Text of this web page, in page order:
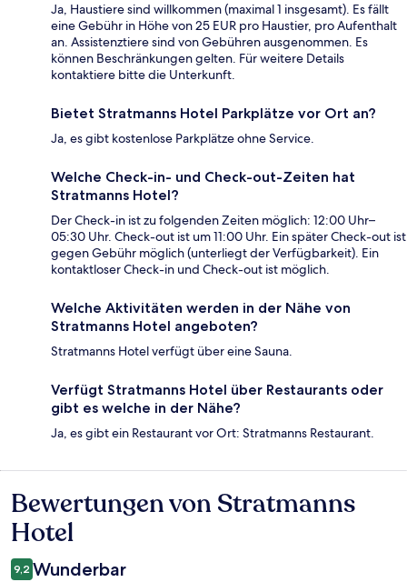
Ja, Haustiere sind willkommen (maximal 1 insgesamt). Es fällt
eine Gebühr in Höhe von 25 EUR pro Haustier, pro Aufenthalt
an. Assistenztiere sind von Gebühren ausgenommen. Es
können Beschränkungen gelten. Für weitere Details
kontaktiere bitte die Unterkunft.
Bietet Stratmanns Hotel Parkplätze vor Ort an?
Ja, es gibt kostenlose Parkplätze ohne Service.
Welche Check-in- und Check-out-Zeiten hat
Stratmanns Hotel?
Der Check-in ist zu folgenden Zeiten möglich: 12:00 Uhr–
05:30 Uhr. Check-out ist um 11:00 Uhr. Ein später Check-out ist
gegen Gebühr möglich (unterliegt der Verfügbarkeit). Ein
kontaktloser Check-in und Check-out ist möglich.
Welche Aktivitäten werden in der Nähe von
Stratmanns Hotel angeboten?
Stratmanns Hotel verfügt über eine Sauna.
Verfügt Stratmanns Hotel über Restaurants oder
gibt es welche in der Nähe?
Ja, es gibt ein Restaurant vor Ort: Stratmanns Restaurant.
Bewertungen
Bewertungen von Stratmanns
Hotel
9,2 Wunderbar